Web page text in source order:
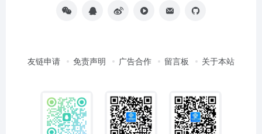
友链申请 免责声明 广告合作 留言板 关于本站